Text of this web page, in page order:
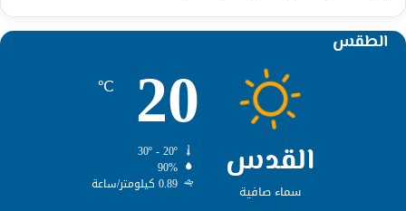
الطقس
القدس
سماء صافية
20
℃
90%
0.89 كيلومتر/ساعة